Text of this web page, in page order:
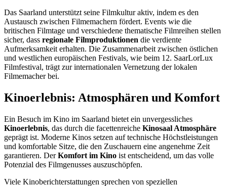
Das Saarland unterstützt seine Filmkultur aktiv, indem es den
Austausch zwischen Filmemachern fördert. Events wie die
britischen Filmtage und verschiedene thematische Filmreihen stellen
sicher, dass regionale Filmproduktionen die verdiente
Aufmerksamkeit erhalten. Die Zusammenarbeit zwischen östlichen
und westlichen europäischen Festivals, wie beim 12. SaarLorLux
Filmfestival, trägt zur internationalen Vernetzung der lokalen
Filmemacher bei.
Kinoerlebnis: Atmosphären und Komfort
Ein Besuch im Kino im Saarland bietet ein unvergessliches
Kinoerlebnis, das durch die facettenreiche Kinosaal Atmosphäre
geprägt ist. Moderne Kinos setzen auf technische Höchstleistungen
und komfortable Sitze, die den Zuschauern eine angenehme Zeit
garantieren. DerKomfort im Kino ist entscheidend, um das volle
Potenzial des Filmgenusses auszuschöpfen.
Viele Kinoberichterstattungen sprechen von speziellen